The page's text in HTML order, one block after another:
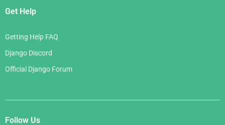
Get Help
Getting Help FAQ
Django Discord
Official Django Forum
Follow Us